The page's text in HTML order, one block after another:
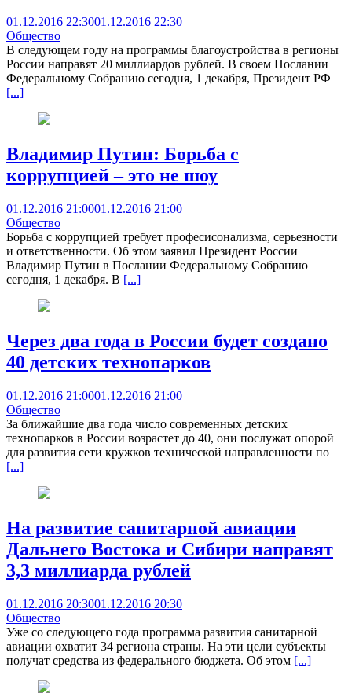
01.12.2016 22:3001.12.2016 22:30
Общество
В следующем году на программы благоустройства в регионы
России направят 20 миллиардов рублей. В своем Послании
Федеральному Собранию сегодня, 1 декабря, Президент РФ
[...]
Владимир Путин: Борьба с
коррупцией – это не шоу
01.12.2016 21:0001.12.2016 21:00
Общество
Борьба с коррупцией требует професисонализма, серьезности
и ответственности. Об этом заявил Президент России
Владимир Путин в Послании Федеральному Собранию
сегодня, 1 декабря. В [...]
Через два года в России будет создано
40 детских технопарков
01.12.2016 21:0001.12.2016 21:00
Общество
За ближайшие два года число современных детских
технопарков в России возрастет до 40, они послужат опорой
для развития сети кружков технической направленности по
[...]
На развитие санитарной авиации
Дальнего Востока и Сибири направят
3,3 миллиарда рублей
01.12.2016 20:3001.12.2016 20:30
Общество
Уже со следующего года программа развития санитарной
авиации охватит 34 региона страны. На эти цели субъекты
получат средства из федерального бюджета. Об этом [...]